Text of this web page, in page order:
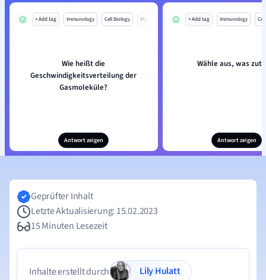
+ Add tag Immunology Cell Biology Mo
Wie heißt die
Geschwindigkeitsverteilung der
Gasmoleküle?
Antwort zeigen
+ Add tag Immunology
Wähle aus, was
Antwort zeigen
Geprüfter Inhalt
Letzte Aktualisierung: 15.02.2023
15 Minuten Lesezeit
Inhalte erstellt durch
Lily Hulatt